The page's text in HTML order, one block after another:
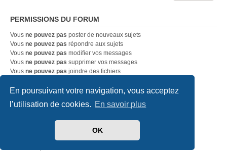
En poursuivant votre navigation, vous acceptez
l’utilisation de cookies. En savoir plus
OK
PERMISSIONS DU FORUM
Vous ne pouvez pas poster de nouveaux sujets
Vous ne pouvez pas répondre aux sujets
Vous ne pouvez pas modifier vos messages
Vous ne pouvez pas supprimer vos messages
Vous ne pouvez pas joindre des fichiers
Accueil Index du forum Nous contacter
phpBB® Forum Software © phpBB Limited
created by INVENTEA & v12mike